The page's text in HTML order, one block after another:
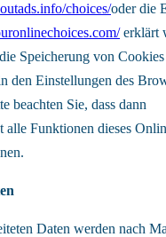
choices/oder die
erklärt
Speicherung von
den Einstellungen des
beachten Sie, dass dann
alle Funktionen dieses
Daten werden nach